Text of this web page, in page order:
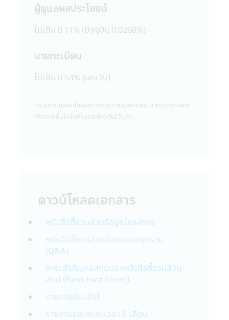
ไปตามพระราชบัญญัติ (พ.ร.บ.) ว่าด้วยการกระ
ทำความผิดเกี่ยวกับคอมพิวเตอร์ ซึ่งผู้กระทำดัง
กล่าวนอกจากจะต้องรับผิดชอบต่อความเสีย
อาญาอีกด้วย
20. เว็บไซต์ต่างๆ ทั้งในประเทศและต่าง
ประเทศที่ลิงก์อยู่ในแอปพลิเคชันผ่านโทรศัพท์
มือถือนี้ บริษัทจัดการได้จัดรวบรวมขึ้นเพื่อ
นั้นการที่เว็บไซต์ดังกล่าวเสนอข้อมูล ความรู้
แนวคิด หรือเสนอการให้บริการ หรือการเสนอ
ตรวจสอบข้อมูล โดยละเอียดก่อนตัดสินใจรับ
จัดการไม่เกี่ยวข้องกับข้อมูล หรือการเสนอให้
รับรองความถูกต้องของข้อมูล หรือการเสนอให้
บริการ หรือการเสนอขายสินค้าที่มีอยู่ในเว็บไซต์
21. ในกรณีที่ผู้เข้าเยี่ยมชมแอปพลิเคชันผ่าน
โทรศัพท์มือถือนี้ได้ออกจากแอปพลิเคชันผ่าน
โทรศัพท์มือถือนี้ไปยังเว็บไซต์อื่นๆ ที่มีลิงก์อยู่
ในแอปพลิเคชันผ่านโทรศัพท์มือถือนี้ บริษัท
ผู้ดูแลผลประโยชน์
ไม่เกิน 0.11% (ปัจจุบัน 0.0268%)
นายทะเบียน
ไม่เกิน 0.54% (ยกเว้น)
*ค่าธรรมเนียมเป็นอัตราที่รวมภาษีมูลค่าเพิ่ม ภาษีธุรกิจเฉพาะ
หรือภาษีอื่นใดในทํานองเดียวกันไว้แล้ว
ดาวน์โหลดเอกสาร
หนังสือชี้ชวนส่วนข้อมูลโครงการ
หนังสือชี้ชวนส่วนข้อมูลกองทุนรวม
(Q&A)
สาระสำคัญกองทุนและหนังสือชี้ชวนส่วน
สรุป (Fund Fact Sheet)
รายงานประจำปี
รายงานรอบระยะเวลา 6 เดือน